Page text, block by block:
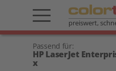
preiswert,
Passend für:
HP LaserJet
x